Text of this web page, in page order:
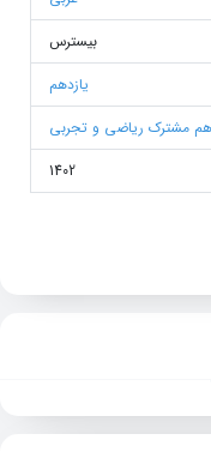
بیسترس
یازدهم
مشترک ریاضی و تجربی
1402